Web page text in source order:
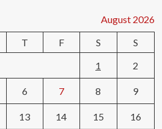
August 2026
T F S
S
1
2
6 7 8 9
13 14 15 16